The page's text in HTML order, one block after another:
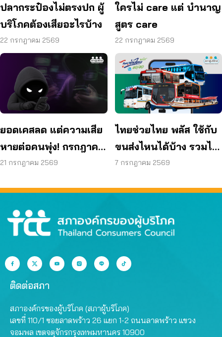
ปลากระป๋องไม่ตรงปก ผู้
บริโภคต้องเสียอะไรบ้าง
22 กรกฎาคม 2569
ใครไม่ care แต่ บำนาญ
สูตร care
22 กรกฎาคม 2569
ยอดเคสลด แต่ความเสีย
หายต่อคนพุ่ง! กรกฎาคม
แค่ 17 วัน สูญแล้วกว่า
21 กรกฎาคม 2569
ไทยช่วยไทย พลัส ใช้กับ
ขนส่งไหนได้บ้าง รวมไว้
ให้แล้ว
7 กรกฎาคม 2569
ติดต่อสภา
สภาองค์กรของผู้บริโภค (สภาผู้บริโภค)
เลขที่ 110/1 ซอยลาดพร้าว 26 แยก 1-2 ถนนลาดพร้าว แขวง
จอมพล เขตจตุจักรกรุงเทพมหานคร 10900